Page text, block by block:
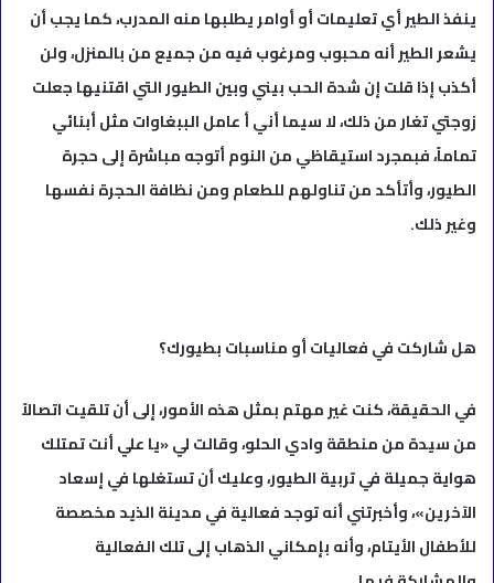
ينفذ الطير أي تعليمات أو أوامر يطلبها منه المدرب، كما يجب أن
يشعر الطير أنه محبوب ومرغوب فيه من جميع من بالمنزل، ولن
أكذب إذا قلت إن شدة الحب بيني وبين الطيور التي اقتنيها جعلت
زوجتي تغار من ذلك، لا سيما أني أ عامل الببغاوات مثل أبنائي
تماماً، فبمجرد استيقاظي من النوم أتوجه مباشرة إلى حجرة
الطيور، وأتأكد من تناولهم للطعام ومن نظافة الحجرة نفسها
وغير ذلك.
هل شاركت في فعاليات أو مناسبات بطيورك؟
في الحقيقة، كنت غير مهتم بمثل هذه الأمور، إلى أن تلقيت اتصالاً
من سيدة من منطقة وادي الحلو، وقالت لي «يا علي أنت تمتلك
هواية جميلة في تربية الطيور، وعليك أن تستغلها في إسعاد
الآخرين»، وأخبرتني أنه توجد فعالية في مدينة الذيد مخصصة
للأطفال الأيتام، وأنه بإمكاني الذهاب إلى تلك الفعالية